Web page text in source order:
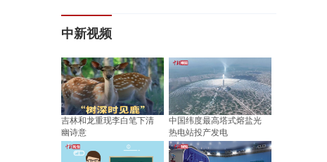
中新视频
吉林和龙重现李白笔下清
幽诗意
中国纬度最高塔式熔盐光
热电站投产发电